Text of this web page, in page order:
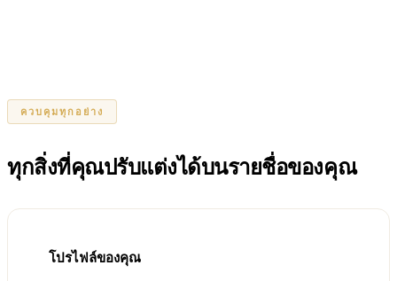
ควบคุมทุกอย่าง
ทุกสิ่งที่คุณปรับแต่งได้บนรายชื่อของคุณ
โปรไฟล์ของคุณ